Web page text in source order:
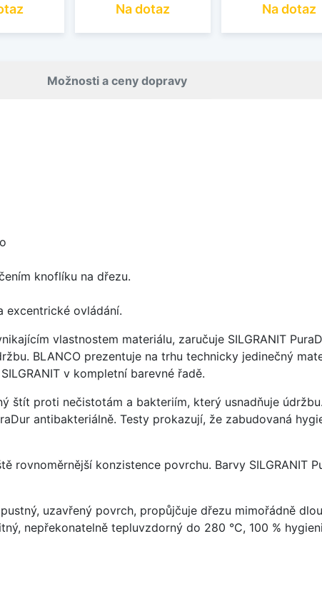
Na dotaz Na dotaz
Možnosti a ceny dopravy
knoflíku na dřezu.
ovládání.
vlastnostem materiálu, zaručuje SILGRANIT
BLANCO prezentuje na trhu technicky jedinečný
v kompletní barevné řadě.
štít proti nečistotám a bakteriím, který usnadňuje
antibakteriálně. Testy prokazují, že zabudovaná
rovnoměrnější konzistence povrchu. Barvy SILGRANIT
uzavřený povrch, propůjčuje dřezu mimořádně
nepřekonatelně tepluvzdorný do 280 °C, 100 %